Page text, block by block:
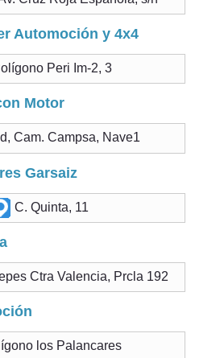
Automoción y 4x4
Peri Im-2, 3
Motor
Cam. Campsa, Nave1
Garsaiz
C. Quinta, 11
Ctra Valencia, Prcla 192
los Palancares